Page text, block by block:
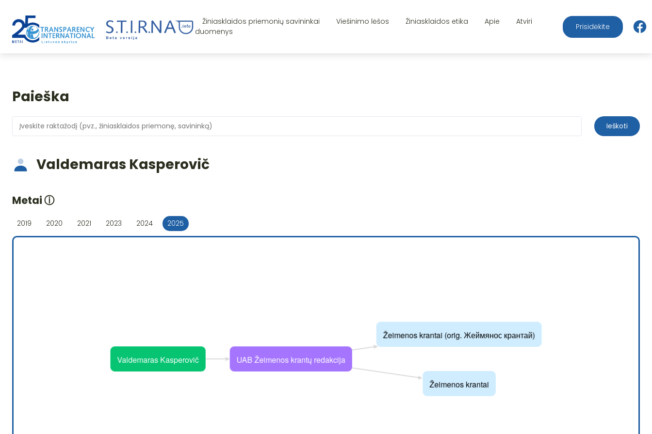
Žiniasklaidos priemonių savininkai Viešinimo lėšos Žiniasklaidos etika Apie
Atviri
duomenys
Prisidėkite
Paieška
Ieškoti
Valdemaras Kasperovič
Metaiⓘ
2019 2020 2021 2023 2024 2025